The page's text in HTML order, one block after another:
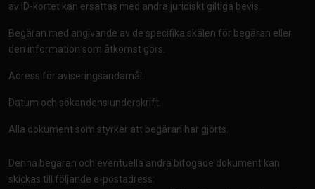
av ID-kortet kan ersättas med andra juridiskt giltiga bevis.
Begäran med angivande av de specifika skälen för begäran eller
den information som åtkomst görs.
Adress för aviseringsändamål.
Datum och sökandens underskrift.
Alla dokument som styrker att begäran har gjorts.
Denna begäran och eventuella andra bifogade dokument kan
skickas till följande e-postadress: